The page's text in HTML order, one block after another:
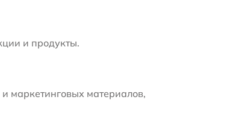
и продукты.
маркетинговых материалов,